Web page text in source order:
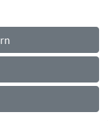
Barrierefreiheit